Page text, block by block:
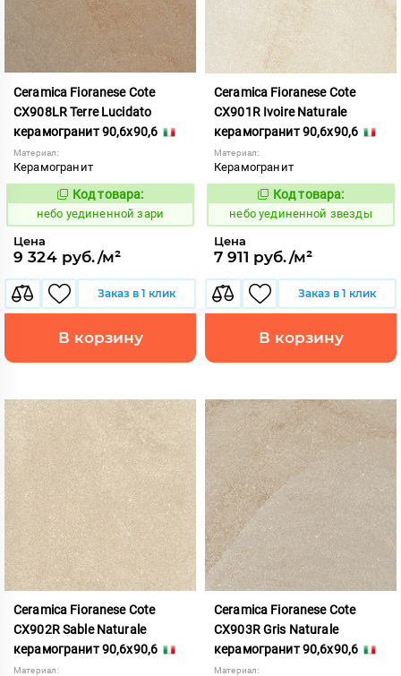
Ceramica Fioranese Cote
CX908LR Terre Lucidato
керамогранит 90,6x90,6
Материал:
Керамогранит
1122903
Код товара:
небо уединенной зари
Цена
9 324 руб./м²
Заказ в 1 клик
В корзину
Ceramica Fioranese Cote
CX901R Ivoire Naturale
керамогранит 90,6x90,6
Материал:
Керамогранит
1122904
Код товара:
небо уединенной звезды
Цена
7 911 руб./м²
Заказ в 1 клик
В корзину
Ceramica Fioranese Cote
CX902R Sable Naturale
керамогранит 90,6x90,6
Материал:
Ceramica Fioranese Cote
CX903R Gris Naturale
керамогранит 90,6x90,6
Материал: